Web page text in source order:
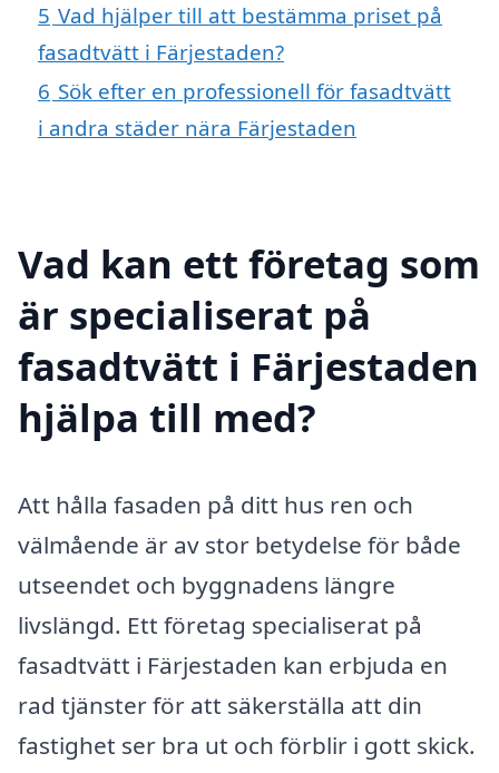
5 Vad hjälper till att bestämma priset på
fasadtvätt i Färjestaden?
6 Sök efter en professionell för fasadtvätt
i andra städer nära Färjestaden
Vad kan ett företag som
är specialiserat på
fasadtvätt i Färjestaden
hjälpa till med?
Att hålla fasaden på ditt hus ren och
välmående är av stor betydelse för både
utseendet och byggnadens längre
livslängd. Ett företag specialiserat på
fasadtvätt i Färjestaden kan erbjuda en
rad tjänster för att säkerställa att din
fastighet ser bra ut och förblir i gott skick.